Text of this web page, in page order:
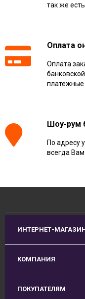
так же
Оплата
Оплата
платежные
Шоу-рум
По адресу
всегда
ИНТЕРНЕТ-
КОМПАНИЯ
ПОКУПАТЕЛЯМ